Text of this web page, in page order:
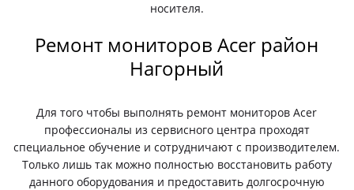
носителя.
Ремонт мониторов Acer район
Нагорный
Для того чтобы выполнять ремонт мониторов Acer
профессионалы из сервисного центра проходят
специальное обучение и сотрудничают с производителем.
Только лишь так можно полностью восстановить работу
данного оборудования и предоставить долгосрочную